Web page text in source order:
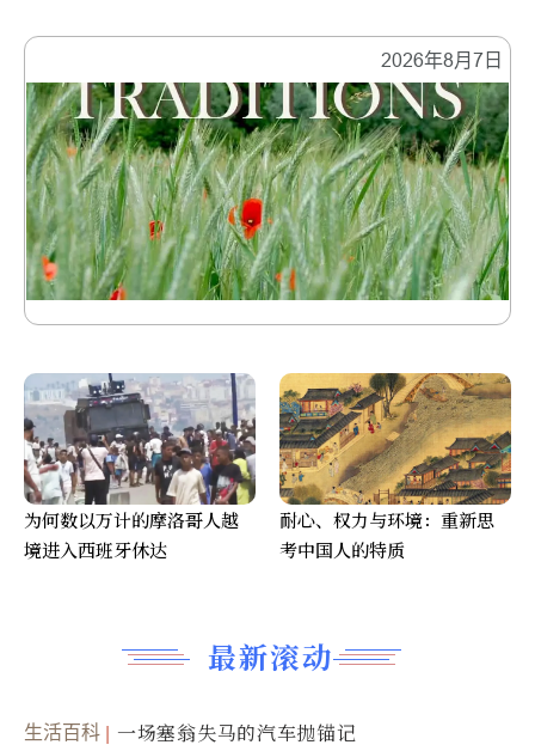
2026年8月7日
最新滚动
生活百科 一场塞翁失马的汽车抛锚记
为何数以万计的摩洛哥人越
境进入西班牙休达
耐心、权力与环境：重新思
考中国人的特质